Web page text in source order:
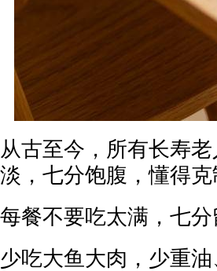
从古至今，所有长寿
淡，七分饱腹，懂得克
每餐不要吃太满，七
少吃大鱼大肉，少重